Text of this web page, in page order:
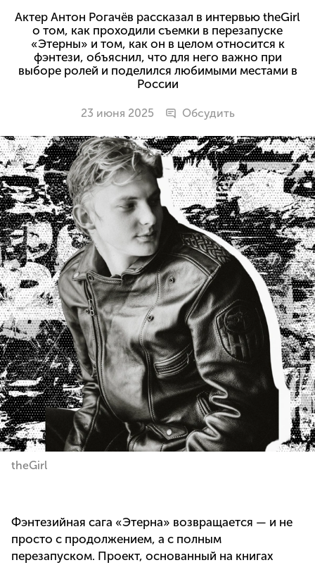
Актер Антон Рогачёв рассказал в интервью theGirl
о том, как проходили съемки в перезапуске
«Этерны» и том, как он в целом относится к
фэнтези, объяснил, что для него важно при
выборе ролей и поделился любимыми местами в
России
23 июня 2025 Обсудить
theGirl
Фэнтезийная сага «Этерна» возвращается — и не
просто с продолжением, а с полным
перезапуском. Проект, основанный на книгах